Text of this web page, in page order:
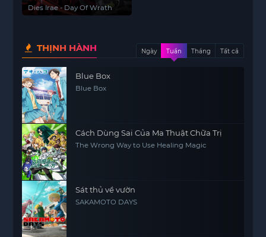
Dies Irae - Day Of Wrath
THỊNH HÀNH Ngày Tuần Tháng Tất cả
Blue Box
Blue Box
Cách Dùng Sai Của Ma Thuật Chữa Trị
The Wrong Way to Use Healing Magic
Sát thủ về vườn
SAKAMOTO DAYS